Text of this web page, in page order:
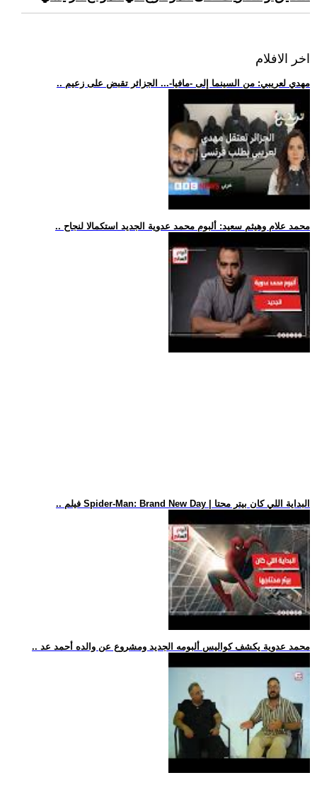
اخر الافلام
.. مهدي لعريبي: من السينما إلى -مافيا-... الجزائر تقبض على زعيم
.. محمد علام وهيثم سعيد: ألبوم محمد عدوية الجديد استكمالا لنجاح
.. فيلم Spider-Man: Brand New Day | البداية اللي كان بيتر محتا
.. محمد عدوية يكشف كواليس ألبومه الجديد ومشروع عن والده أحمد عد